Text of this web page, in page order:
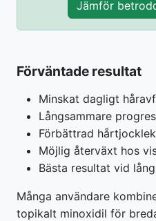
Jämför
Förväntade resultat
Minskat dagligt
Långsammare
Förbättrad
Möjlig återväxt hos
Bästa resultat vid
Många användare
topikalt minoxidil för